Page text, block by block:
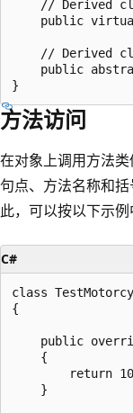
// Derived
public
// Derived
public
方法访问
在对象上调用方法
句点、方法名称和
此，可以按以下示
C#
class
{
public
    {
return
    }